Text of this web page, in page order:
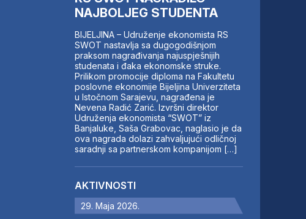
NAJBOLJEG STUDENTA
BIJELJINA – Udruženje ekonomista RS
SWOT nastavlja sa dugogodišnjom
praksom nagrađivanja najuspješnijih
studenata i đaka ekonomske struke.
Prilikom promocije diploma na Fakultetu
poslovne ekonomije Bijeljina Univerziteta
u Istočnom Sarajevu, nagrađena je
Nevena Radić Zarić. Izvršni direktor
Udruženja ekonomista “SWOT” iz
Banjaluke, Saša Grabovac, naglasio je da
ova nagrada dolazi zahvaljujući odličnoj
saradnji sa partnerskom kompanijom […]
AKTIVNOSTI
29. Maja 2026.